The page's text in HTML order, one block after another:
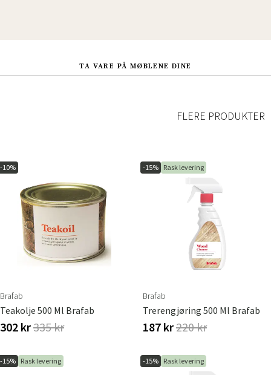
TA VARE PÅ MØBLENE DINE
FLERE PRODUKTER
-10%
Brafab
Teakolje 500 Ml Brafab
302 kr335 kr
-15% Rask levering
Brafab
Trerengjøring 500 Ml Brafab
187 kr220 kr
-15% Rask levering -15% Rask levering